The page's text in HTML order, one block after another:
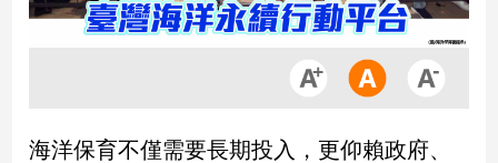
政
海洋保育不僅需要長期投入，更仰賴政府、